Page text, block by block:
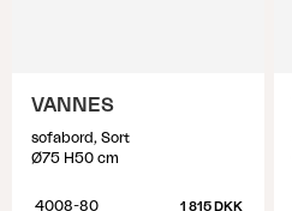
VANNES
sofabord, Sort
Ø75 H50 cm
4008-80 1 815 DKK